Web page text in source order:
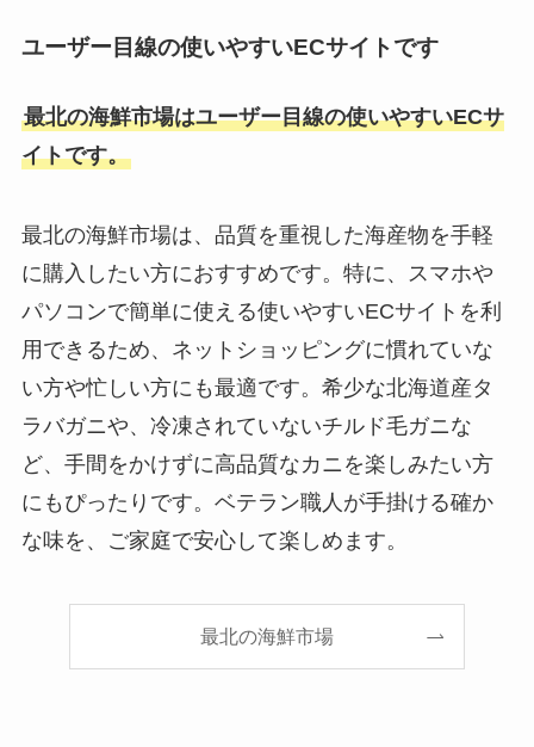
ユーザー目線の使いやすいECサイトです
最北の海鮮市場はユーザー目線の使いやすいECサ
イトです。
最北の海鮮市場は、品質を重視した海産物を手軽
に購入したい方におすすめです。特に、スマホや
パソコンで簡単に使える使いやすいECサイトを利
用できるため、ネットショッピングに慣れていな
い方や忙しい方にも最適です。希少な北海道産タ
ラバガニや、冷凍されていないチルド毛ガニな
ど、手間をかけずに高品質なカニを楽しみたい方
にもぴったりです。ベテラン職人が手掛ける確か
な味を、ご家庭で安心して楽しめます。
最北の海鮮市場